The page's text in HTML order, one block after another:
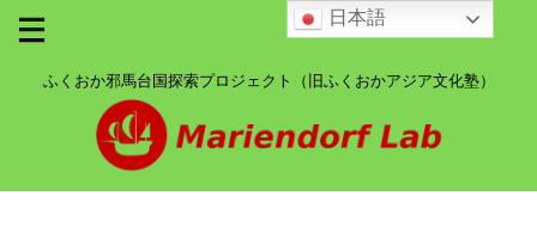
ふくおか邪馬台国探索プロジェクト（旧ふくおかアジア文化塾）
日本語